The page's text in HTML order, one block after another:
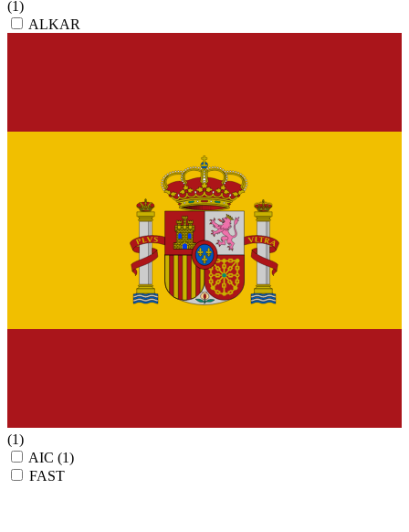
(1)
ALKAR
(1)
AIC (1)
FAST